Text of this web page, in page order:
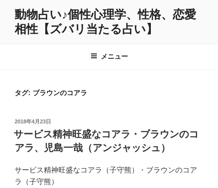
動物占い♪個性心理学、性格、恋愛
相性【ズバリ当たる占い】
メニュー
タグ: ブラウンのコアラ
投
稿
日:
2018年4月23日
サービス精神旺盛なコアラ・ブラウンのコ
アラ、児島一哉（アンジャッシュ）
サービス精神旺盛なコアラ（子守熊）・ブラウンのコア
ラ（子守熊）